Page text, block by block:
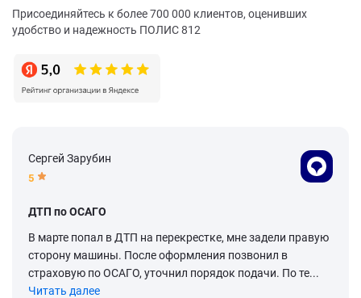
Присоединяйтесь к более 700 000 клиентов, оценивших
удобство и надежность ПОЛИС 812
Сергей Зарубин
5
ДТП по ОСАГО
В марте попал в ДТП на перекрестке, мне задели правую
сторону машины. После оформления позвонил в
страховую по ОСАГО, уточнил порядок подачи. По те...
Читать далее